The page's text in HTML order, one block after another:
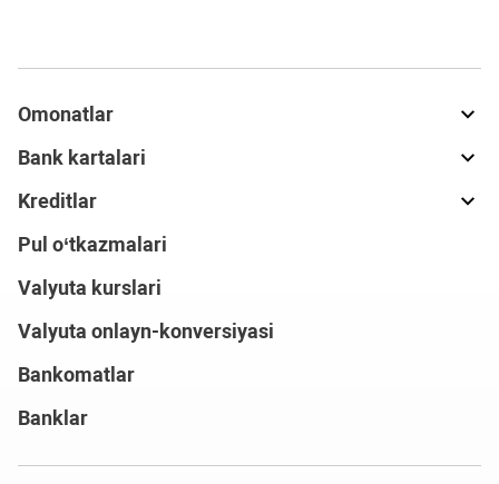
Omonatlar
Bank kartalari
Kreditlar
Pul o‘tkazmalari
Valyuta kurslari
Valyuta onlayn-konversiyasi
Bankomatlar
Banklar